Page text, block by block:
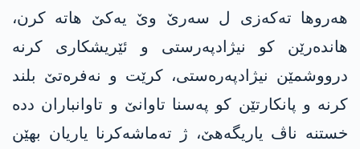
ھەروھا تەکەزی ل سەرێ وێ یەکێ ھاتە کرن،
ھاندەرێن کو نیژادپەرستی و ئێریشکاری کرنە
درووشمێن نیژادپەرەستی، کرێت و نەفرەتێ بلند
کرنە و پانکارتێن کو پەسنا تاوانێ و تاوانباران ددە
خستنە ناڤ یاریگەھێ، ژ تەماشەکرنا یاریان بهێن